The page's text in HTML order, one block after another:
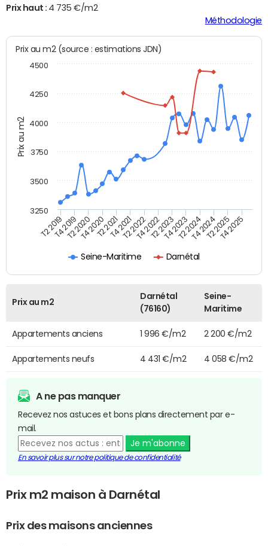
Prix haut : 4 735 €/m2
Méthodologie
Prix au m2
Prix au m2 (source : estimations JDN)
Seine-Maritime Darnétal
T2 2019T4 2019T2 2020T4 2020T2 2021T4 2021T2 2022T4 2022T2 2023T4 2023T2 2024T4 2024T2 2025T4 2025
3250
3500
3750
4000
4250
4500
Prix au m2
Darnétal
(76160)
Seine-
Maritime
Appartements anciens 1 996 €/m2 2 200 €/m2
Appartements neufs 4 431 €/m2 4 058 €/m2
A ne pas manquer
Recevez nos astuces et bons plans directement par e-
mail.
Je m'abonne
En savoir plus sur notre politique de confidentialité
Prix m2 maison à Darnétal
Prix des maisons anciennes